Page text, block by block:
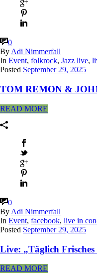
0
ByAdi Nimmerfall
In Event, folkrock, Jazz live,
Posted September 29, 2025
TOM REMON &
READ MORE
0
By Adi Nimmerfall
In Event, facebook, live in
Posted September 29, 2025
Live: „Täglich Frisches
READ MORE